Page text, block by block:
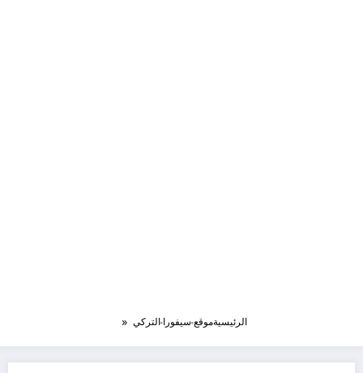
الرئيسيةموقع-سيفورا-التركي